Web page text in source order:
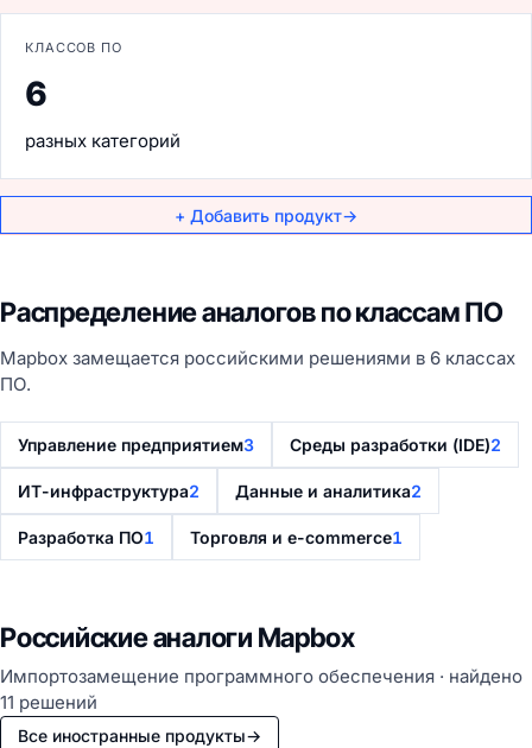
КЛАССОВ ПО
6
разных категорий
+ Добавить продукт→
Распределение аналогов по классам ПО
Mapbox замещается российскими решениями в 6 классах
ПО.
Управление предприятием3 Среды разработки (IDE)2
ИТ-инфраструктура2 Данные и аналитика2
Разработка ПО1 Торговля и e-commerce1
Российские аналоги Mapbox
Импортозамещение программного обеспечения · найдено
11 решений
Все иностранные продукты→